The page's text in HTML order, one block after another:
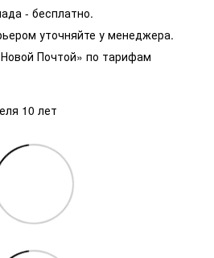
- бесплатно.
уточняйте у менеджера.
Почтой» по тарифам
10 лет